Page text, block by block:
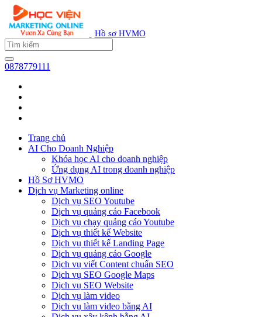
Hồ sơ HVMO
0878779111
Trang chủ
AI Cho Doanh Nghiệp
Khóa học AI cho doanh nghiệp
Ứng dụng AI trong doanh nghiệp
Hồ Sơ HVMO
Dịch vụ Marketing online
Dịch vụ SEO Youtube
Dịch vụ quảng cáo Facebook
Dịch vụ chạy quảng cáo Youtube
Dịch vụ thiết kế Website
Dịch vụ thiết kế Landing Page
Dịch vụ quảng cáo Google
Dịch vụ viết Content chuẩn SEO
Dịch vụ SEO Google Maps
Dịch vụ SEO Website
Dịch vụ làm video
Dịch vụ làm video bằng AI